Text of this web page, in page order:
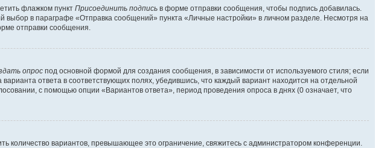
флажком пункт Присоединить подпись в форме отправки сообщения, чтобы подпись добавилась.
в параграфе «Отправка сообщений» пункта «Личные настройки» в личном разделе. Несмотря на
отправки сообщения.
опрос под основной формой для создания сообщения, в зависимости от используемого стиля; если
ответа в соответствующих полях, убедившись, что каждый вариант находится на отдельной
с помощью опции «Вариантов ответа», период проведения опроса в днях (0 означает, что
количество вариантов, превышающее это ограничение, свяжитесь с администратором конференции.